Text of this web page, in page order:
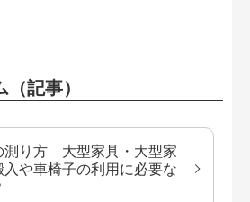
記事）
測り方 大型家具・大型家
入や車椅子の利用に必要な